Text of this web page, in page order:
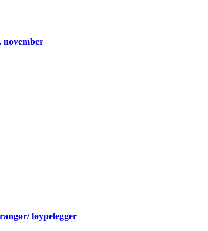
november
løypelegger